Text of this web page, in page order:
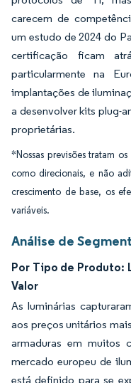
carecem de
um estudo de 2024 do
certificação ficam
particularmente na
implantações de
a desenvolver kits plug-
proprietárias.
*Nossas previsões tratam
como direcionais, e não
crescimento de base, os
variáveis.
Análise de
Por Tipo de Produto:
Valor
As luminárias
aos preços unitários
armaduras em muitos
mercado europeu de
está definido para se